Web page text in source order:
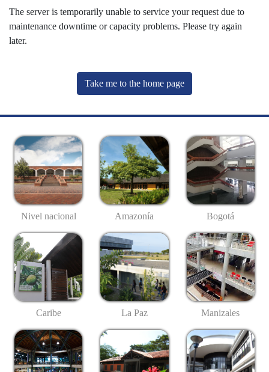
The server is temporarily unable to service your request due to
maintenance downtime or capacity problems. Please try again
later.
Take me to the home page
Nivel nacional Amazonía Bogotá
Caribe La Paz Manizales